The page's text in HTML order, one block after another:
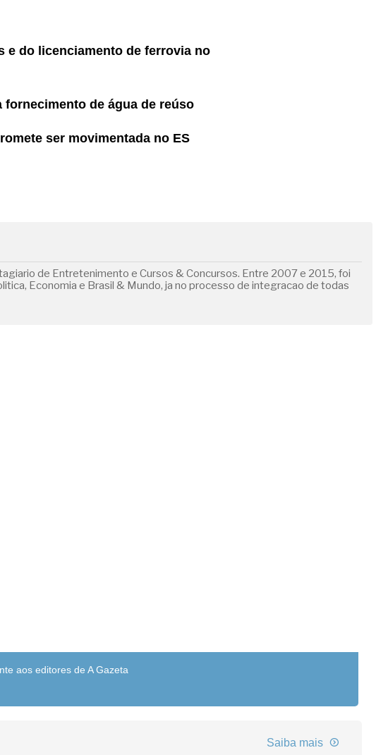
e do licenciamento de ferrovia no
fornecimento de água de reúso
ser movimentada no ES
de Entretenimento e Cursos & Concursos. Entre 2007 e 2015, foi
Economia e Brasil & Mundo, ja no processo de integracao de todas
aos editores de A Gazeta
Saiba mais